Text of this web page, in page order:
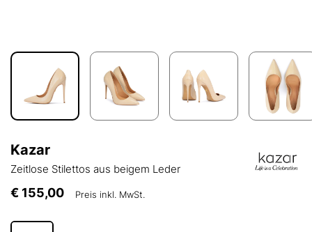
Kazar
Zeitlose Stilettos aus beigem Leder
€ 155,00 Preis inkl. MwSt.